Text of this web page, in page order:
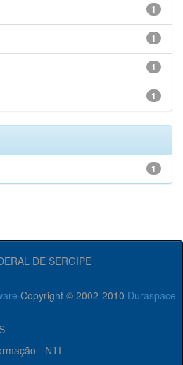
1
1
1
1
1
DE SERGIPE
Copyright © 2002-2010 Duraspace
- NTI